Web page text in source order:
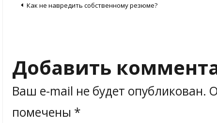
Как не навредить собственному резюме?
Добавить
Ваш e-mail не будет опубликован.
помечены *